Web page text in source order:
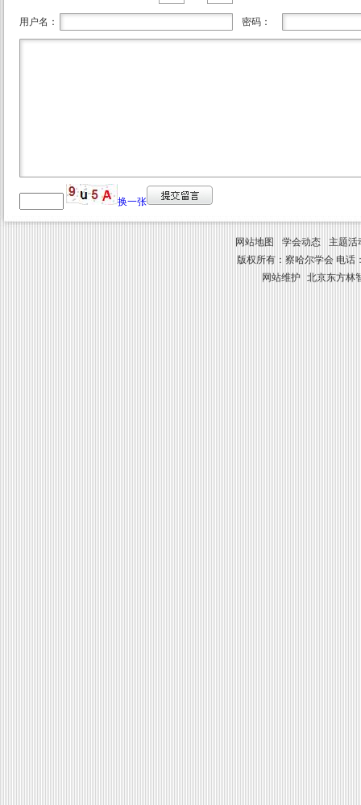
用户名： 密码：
换一张
网站地图 学会动态
主题活
版权所有：察哈尔学会 电话
网站维护 北京东方林